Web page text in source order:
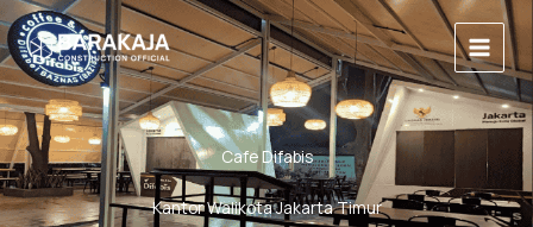
Lewati
ke
konten
Main
Menu
Cafe Difabis
Kantor Walikota Jakarta Timur